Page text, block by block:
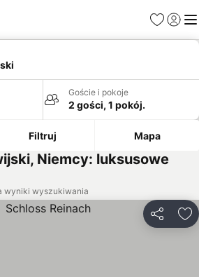
Ulubione
Goście i pokoje
2 gości, 1 pokój.
Filtruj Mapa
Niemcy: luksusowe
wyniki wyszukiwania